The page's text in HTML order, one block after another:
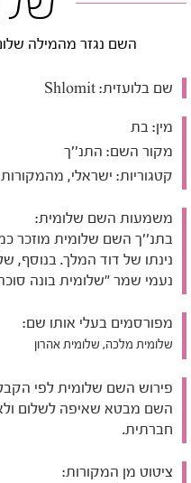
השם נגזר מהמילה
שם בלועזית:
מין: בת
מקור השם: התנ''ך
קטגוריות: ישראלי, מהמקורות
משמעות השם שלומית:
בתנ''ך השם שלומית מוזכר
נינתו של דוד המלך. בנוסף,
נעמי שמר "שלומית בונה
מפורסמים בעלי אותו שם:
שלומית מלכה, שלומית אהרון
פירוש השם שלומית לפי
השם מבטא שאיפה לשלום
חברתית.
ציטוט מן המקורות: